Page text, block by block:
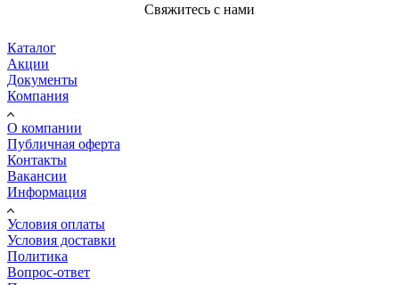
Свяжитесь с нами
Каталог
Акции
Документы
Компания
О компании
Публичная оферта
Контакты
Вакансии
Информация
Условия оплаты
Условия доставки
Политика
Вопрос-ответ